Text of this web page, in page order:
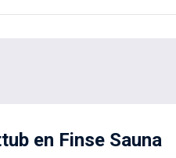
en Finse Sauna